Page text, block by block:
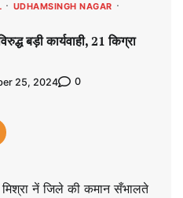
UDHAMSINGH NAGAR
बड़ी कार्यवाही, 21 किग्रा
25, 2024 0
नें जिले की कमान सँभालते